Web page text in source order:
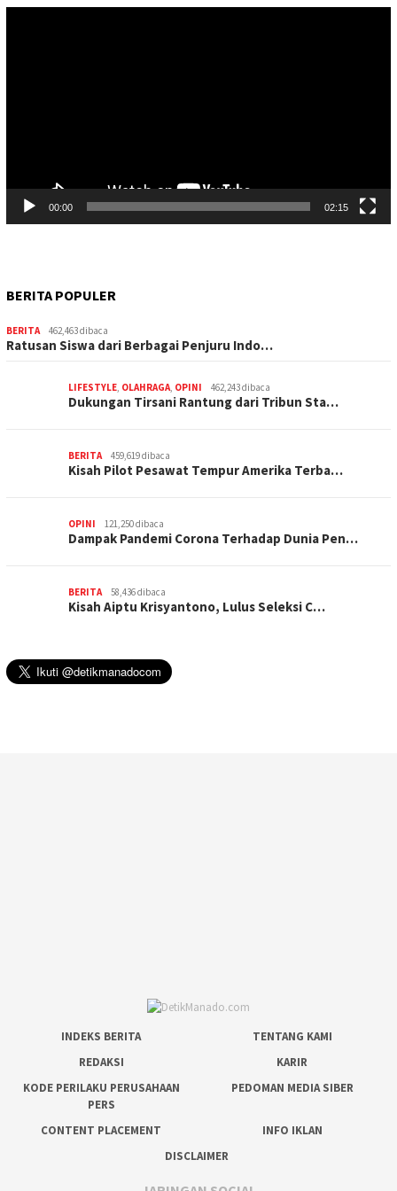
00:00 02:15
BERITA POPULER
BERITA 462,463 dibaca
Ratusan Siswa dari Berbagai Penjuru Indo…
LIFESTYLE OLAHRAGA OPINI 462,243 dibaca
Dukungan Tirsani Rantung dari Tribun Sta…
BERITA 459,619 dibaca
Kisah Pilot Pesawat Tempur Amerika Terba…
OPINI 121,250 dibaca
Dampak Pandemi Corona Terhadap Dunia Pen…
BERITA 58,436 dibaca
Kisah Aiptu Krisyantono, Lulus Seleksi C…
INDEKS BERITA
TENTANG KAMI
REDAKSI
KARIR
KODE PERILAKU PERUSAHAAN
PERS
PEDOMAN MEDIA SIBER
CONTENT PLACEMENT
INFO IKLAN
DISCLAIMER